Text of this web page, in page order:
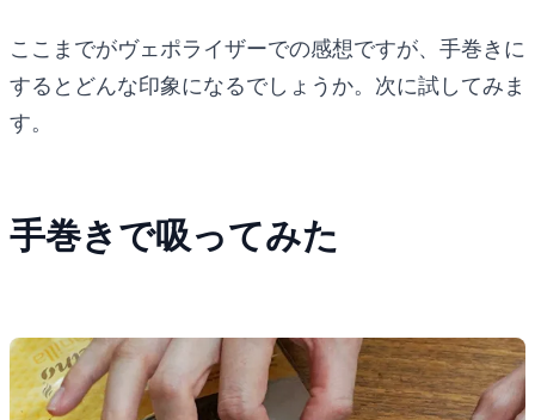
ここまでがヴェポライザーでの感想ですが、手巻きに
するとどんな印象になるでしょうか。次に試してみま
す。
手巻きで吸ってみた